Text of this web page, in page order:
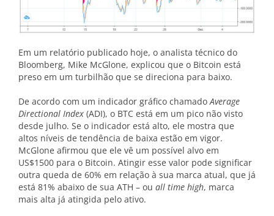
Em um relatório publicado hoje, o analista técnico do
Bloomberg, Mike McGlone, explicou que o Bitcoin está
preso em um turbilhão que se direciona para baixo.
De acordo com um indicador gráfico chamadoAverage
Directional Index (ADI), o BTC está em um pico não visto
desde julho. Se o indicador está alto, ele mostra que
altos níveis de tendência de baixa estão em vigor.
McGlone afirmou que ele vê um possível alvo em
US$1500 para o Bitcoin. Atingir esse valor pode significar
outra queda de 60% em relação à sua marca atual, que já
está 81% abaixo de sua ATH – ou all time high, marca
mais alta já atingida pelo ativo.